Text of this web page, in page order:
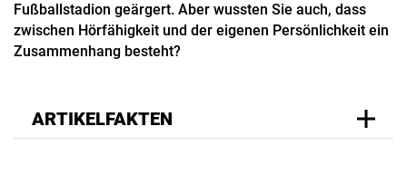
Fußballstadion geärgert. Aber wussten Sie auch, dass
zwischen Hörfähigkeit und der eigenen Persönlichkeit ein
Zusammenhang besteht?
ARTIKELFAKTEN